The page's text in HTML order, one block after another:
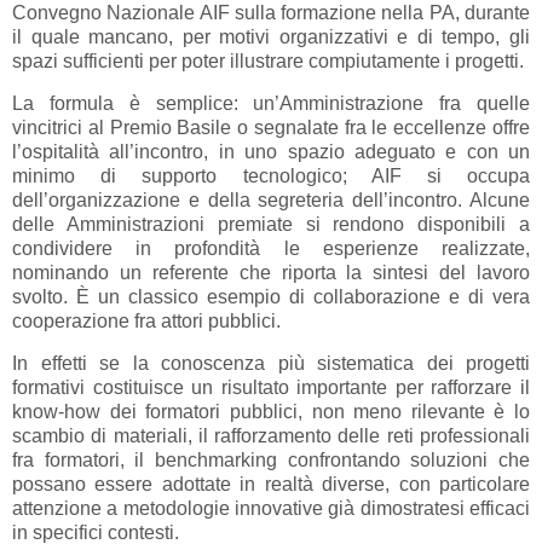
Convegno Nazionale AIF sulla formazione nella PA, durante
il quale mancano, per motivi organizzativi e di tempo, gli
spazi sufficienti per poter illustrare compiutamente i progetti.
La formula è semplice: un’Amministrazione fra quelle
vincitrici al Premio Basile o segnalate fra le eccellenze offre
l’ospitalità all’incontro, in uno spazio adeguato e con un
minimo di supporto tecnologico; AIF si occupa
dell’organizzazione e della segreteria dell’incontro. Alcune
delle Amministrazioni premiate si rendono disponibili a
condividere in profondità le esperienze realizzate,
nominando un referente che riporta la sintesi del lavoro
svolto. È un classico esempio di collaborazione e di vera
cooperazione fra attori pubblici.
In effetti se la conoscenza più sistematica dei progetti
formativi costituisce un risultato importante per rafforzare il
know-how dei formatori pubblici, non meno rilevante è lo
scambio di materiali, il rafforzamento delle reti professionali
fra formatori, il benchmarking confrontando soluzioni che
possano essere adottate in realtà diverse, con particolare
attenzione a metodologie innovative già dimostratesi efficaci
in specifici contesti.